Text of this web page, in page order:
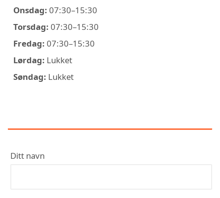
Onsdag: 07:30–15:30
Torsdag: 07:30–15:30
Fredag: 07:30–15:30
Lørdag: Lukket
Søndag: Lukket
Ditt navn